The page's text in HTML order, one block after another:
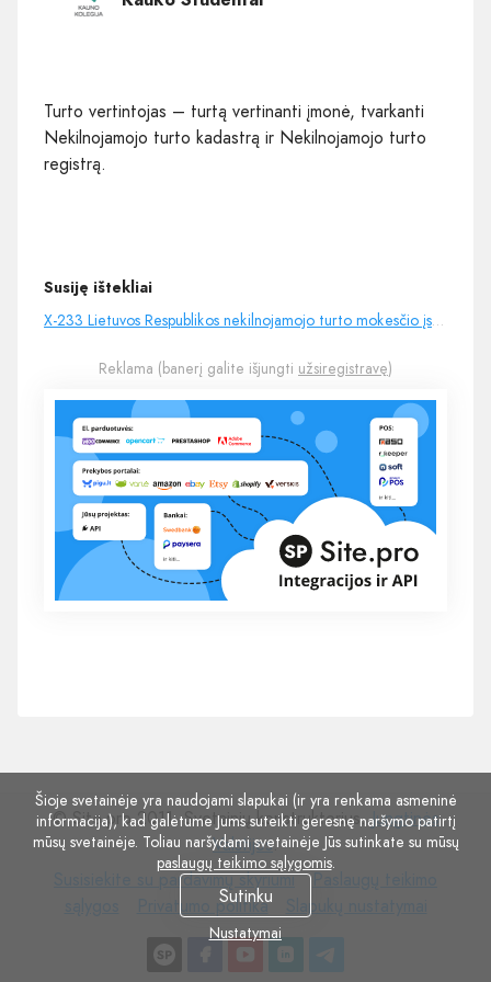
Turto vertintojas – turtą vertinanti įmonė, tvarkanti
Nekilnojamojo turto kadastrą ir Nekilnojamojo turto
registrą.
Susiję ištekliai
X-233 Lietuvos Respublikos nekilnojamojo turto mokesčio įstatymas
Reklama (banerį galite išjungti užsiregistravę)
© Site.pro 2011. Svetainių konstruktorius.Jungtinės
Valstijos.
Susisiekite su pardavimų skyriumi
Paslaugų
Paslaugų teikimo
Privatumo politika
Šioje svetainėje yra naudojami slapukai (ir yra renkama asmeninė
informacija), kad galėtume Jums suteikti geresnę naršymo patirtį
mūsų svetainėje. Toliau naršydami svetainėje Jūs sutinkate su mūsų
paslaugų teikimo sąlygomis.
Sutinku
Nustatymai